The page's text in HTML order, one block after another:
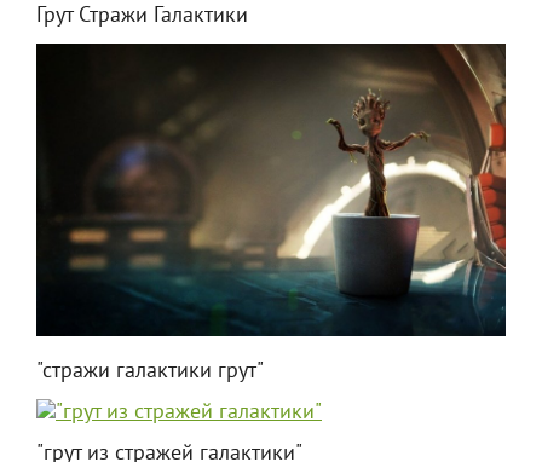
Грут Стражи Галактики
"стражи галактики грут"
"грут из стражей галактики"